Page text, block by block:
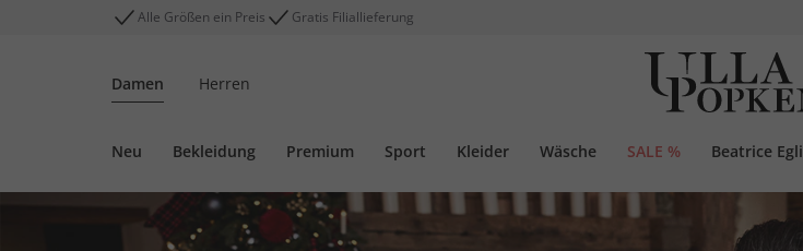
Alle Größen ein Preis Gratis Filiallieferung
Damen Herren
Neu Bekleidung Premium Sport Kleider Wäsche SALE % Beatrice Egli